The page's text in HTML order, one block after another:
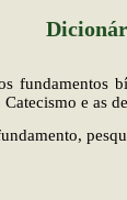
fundamentos
e as